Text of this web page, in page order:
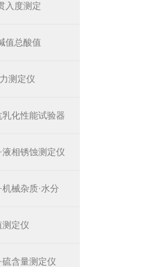
入度测定
值总酸值
测定仪
乳化性能试验器
液相锈蚀测定仪
械杂质·水分
测定仪
硫含量测定仪